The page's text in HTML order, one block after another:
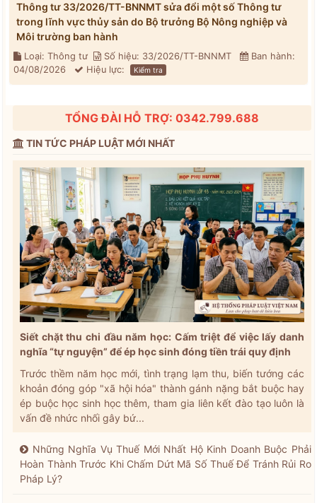
Thông tư 33/2026/TT-BNNMT sửa đổi một số Thông tư
trong lĩnh vực thủy sản do Bộ trưởng Bộ Nông nghiệp và
Môi trường ban hành
Loại: Thông tư Số hiệu: 33/2026/TT-BNNMT
Ban hành:
04/08/2026
Hiệu lực: Kiểm tra
TỔNG ĐÀI HỖ TRỢ: 0342.799.688
TIN TỨC PHÁP LUẬT MỚI NHẤT
Siết chặt thu chi đầu năm học: Cấm triệt để việc lấy danh
nghĩa “tự nguyện” để ép học sinh đóng tiền trái quy định
Trước thềm năm học mới, tình trạng lạm thu, biến tướng các
khoản đóng góp "xã hội hóa" thành gánh nặng bắt buộc hay
ép buộc học sinh học thêm, tham gia liên kết đào tạo luôn là
vấn đề nhức nhối gây bứ...
Những Nghĩa Vụ Thuế Mới Nhất Hộ Kinh Doanh Buộc Phải
Hoàn Thành Trước Khi Chấm Dứt Mã Số Thuế Để Tránh Rủi Ro
Pháp Lý?